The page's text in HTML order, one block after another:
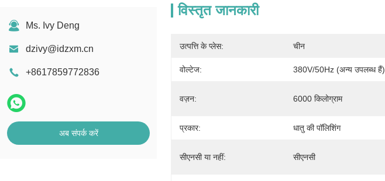
Ms. Ivy Deng
dzivy@idzxm.cn
+8617859772836
अब संपर्क करें
विस्तृत जानकारी
उत्पत्ति के प्लेस: चीन
वोल्टेज: 380V/50Hz (अन्य उपलब्ध हैं)
वज़न: 6000 किलोग्राम
प्रकार: धातु की पॉलिशिंग
सीएनसी या नहीं: सीएनसी